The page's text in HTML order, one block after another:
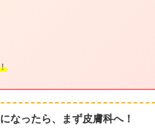
なったら、まず皮膚科へ！